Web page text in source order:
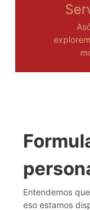
Entendemos
eso estamos